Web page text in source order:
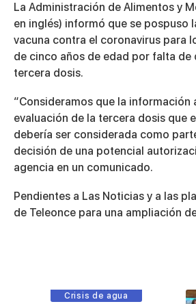
La Administración de Alimentos y
en inglés) informó que se pospuso
vacuna contra el coronavirus para
de cinco años de edad por falta de
tercera dosis.
“Consideramos que la información
evaluación de la tercera dosis que
debería ser considerada como
decisión de una potencial
agencia en un comunicado.
Pendientes a Las Noticias y a las
de Teleonce para una ampliación
Crisis de agua